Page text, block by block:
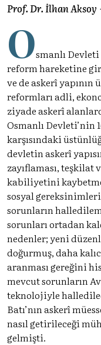
Prof. Dr. İlhan Aksoy
Osmanlı
reform hareketine
ve de askerî
reformları adli,
ziyade askerî
Osmanlı Devleti’nin
karşısındaki
devletin askerî
zayıflaması, teşkilat
kabiliyetini
sosyal gereksinimleri
sorunların
sorunları ortadan
nedenler; yeni
doğurmuş, daha
aranması gereğini
mevcut sorunların
teknolojiyle
Batı’nın askerî
nasıl getirileceği
gelmişti.